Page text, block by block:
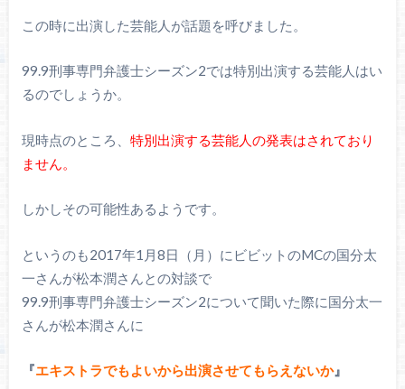
この時に出演した芸能人が話題を呼びました。
99.9刑事専門弁護士シーズン2では特別出演する芸能人はい
るのでしょうか。
現時点のところ、 特別出演する芸能人の発表はされており
ません。
しかしその可能性あるようです。
というのも2017年1月8日（月）にビビットのMCの国分太
一さんが松本潤さんとの対談で
99.9刑事専門弁護士シーズン2について聞いた際に国分太一
さんが松本潤さんに
『エキストラでもよいから出演させてもらえないか』